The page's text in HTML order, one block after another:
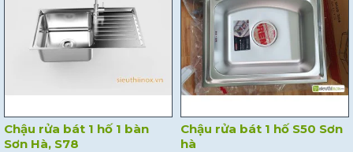
Chậu rửa bát 1 hố 1 bàn
Sơn Hà, S78
Chậu rửa bát 1 hố S50 Sơn
hà